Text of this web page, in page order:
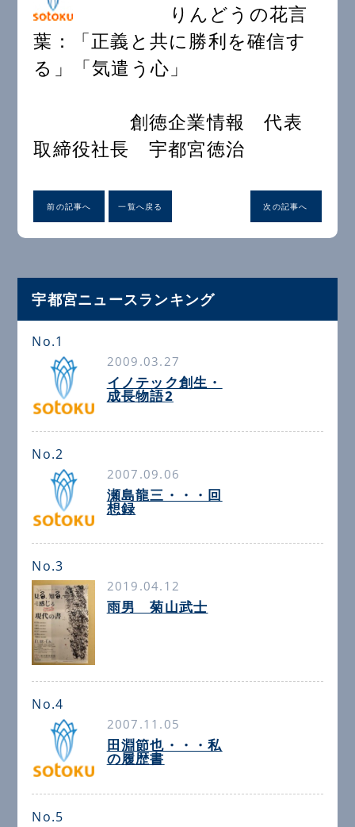
りんどうの花言
葉：「正義と共に勝利を確信す
る」「気遣う心」
創徳企業情報 代表
取締役社長 宇都宮徳治
前の記事へ 一覧へ戻る 次の記事へ
宇都宮ニュースランキング
No.1
2009.03.27
イノテック創生・
成長物語2
No.2
2007.09.06
瀬島龍三・・・回
想録
No.3
2019.04.12
雨男 菊山武士
No.4
2007.11.05
田淵節也・・・私
の履歴書
No.5